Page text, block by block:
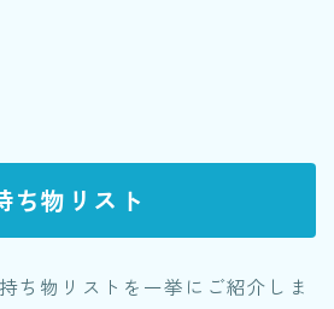
ち物リスト
ち物リストを一挙にご紹介しま